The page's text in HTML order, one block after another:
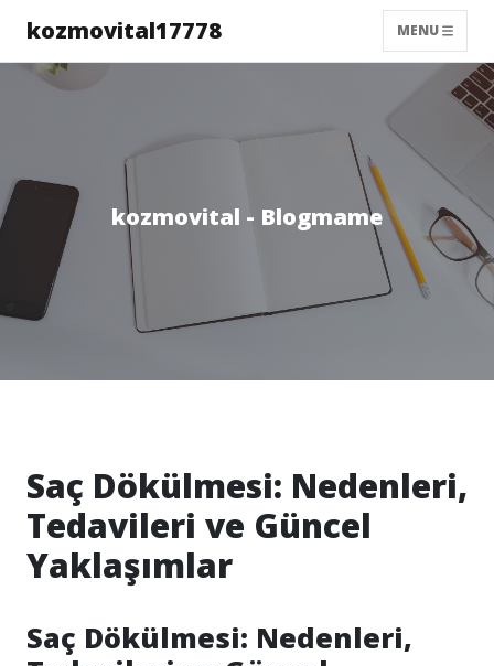
kozmovital17778 MENU
kozmovital - Blogmame
Saç Dökülmesi: Nedenleri,
Tedavileri ve Güncel
Yaklaşımlar
Saç Dökülmesi: Nedenleri,